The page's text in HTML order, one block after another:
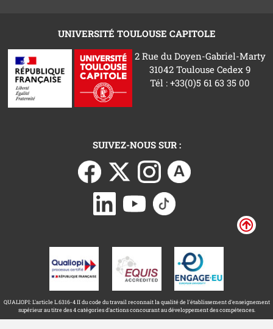
UNIVERSITÉ TOULOUSE CAPITOLE
2 Rue du Doyen-Gabriel-Marty
31042 Toulouse Cedex 9
Tél : +33(0)5 61 63 35 00
SUIVEZ-NOUS SUR :
QUALIOPI: L'article L.6316-4 II du code du travail reconnait la qualité de l'établissement d'enseignement
supérieur au titre des 4 catégories d'actions concourant au développement des compétences.